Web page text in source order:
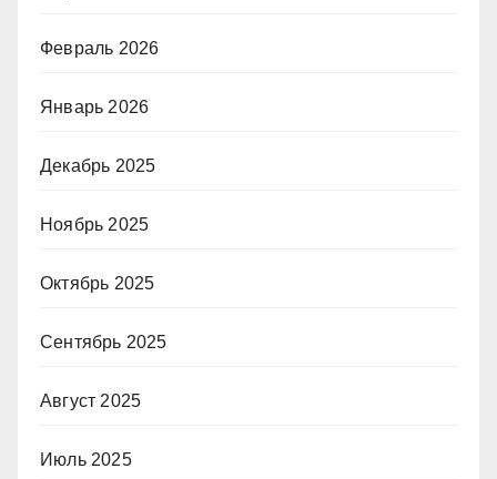
Февраль 2026
Январь 2026
Декабрь 2025
Ноябрь 2025
Октябрь 2025
Сентябрь 2025
Август 2025
Июль 2025